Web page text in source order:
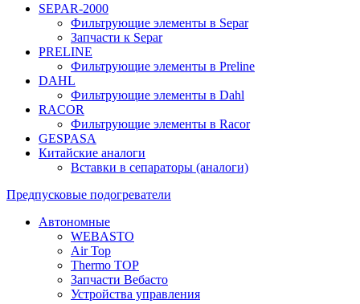
SEPAR-2000
Фильтрующие элементы в Separ
Запчасти к Separ
PRELINE
Фильтрующие элементы в Preline
DAHL
Фильтрующие элементы в Dahl
RACOR
Фильтрующие элементы в Racor
GESPASA
Китайские аналоги
Вставки в сепараторы (аналоги)
Предпусковые подогреватели
Автономные
WEBASTO
Air Top
Thermo TOP
Запчасти Вебасто
Устройства управления